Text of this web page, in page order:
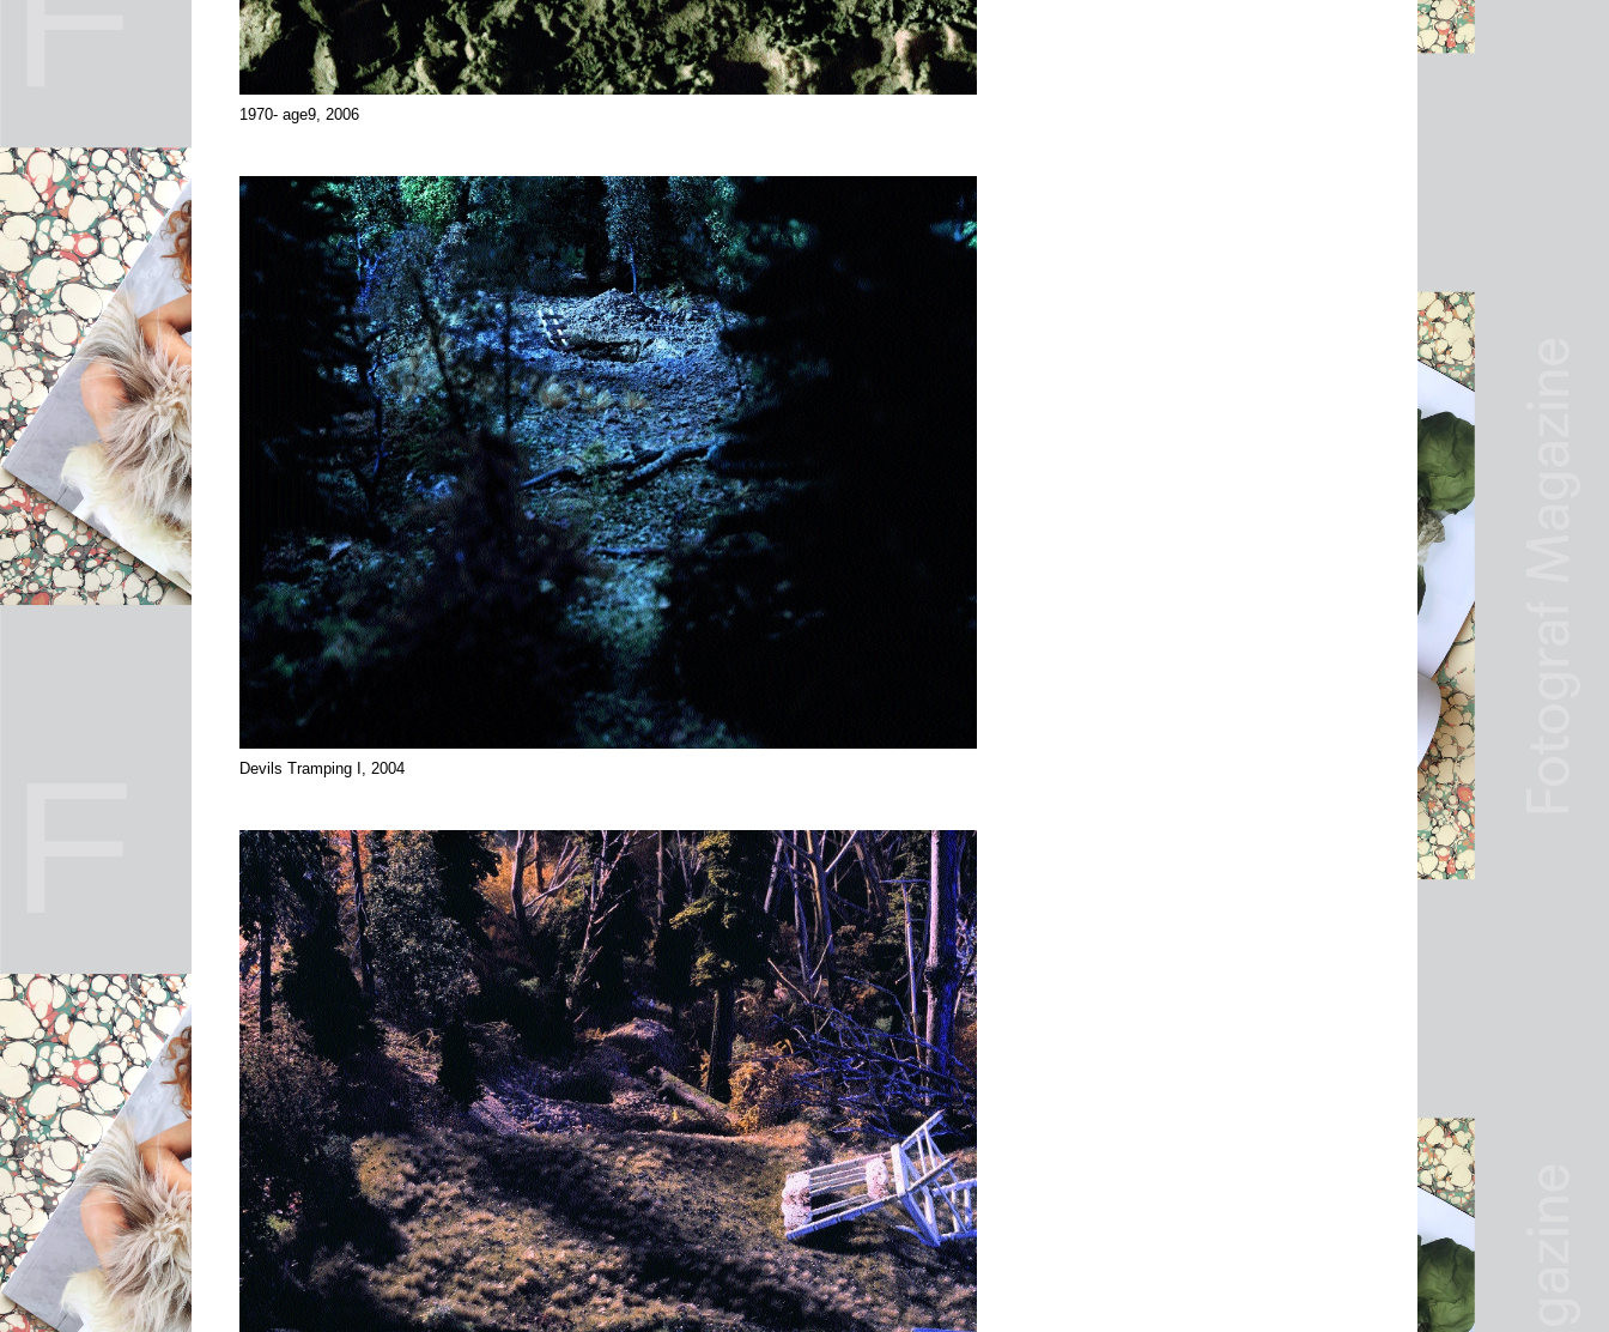
1970- age9, 2006
Devils Tramping I, 2004